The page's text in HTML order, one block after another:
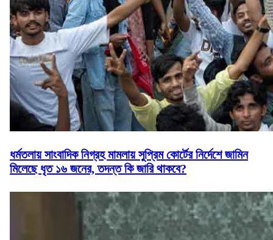
ধর্মতলায় সাংবাদিক নিগ্রহ মামলায় সুপ্রিম কোর্টের নির্দেশে জামিন
মিলেছে ধৃত ১৬ জনের, তদন্ত কি জারি থাকবে?